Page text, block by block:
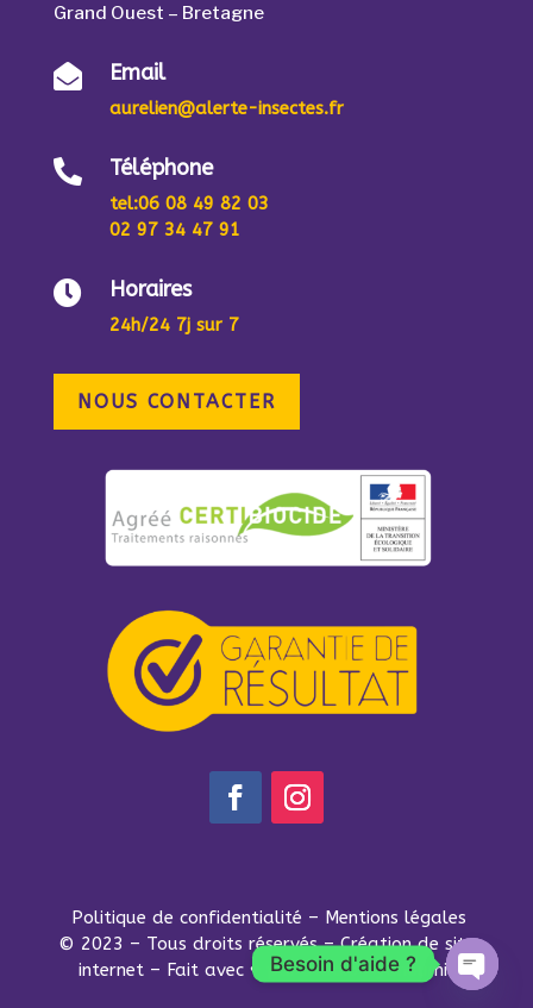
Grand Ouest – Bretagne
 Email
aurelien@alerte-insectes.fr
 Téléphone
tel:06 08 49 82 03
02 97 34 47 91
 Horaires
24h/24 7j sur 7
NOUS CONTACTER
Politique de confidentialité – Mentions légales
© 2023 – Tous droits réservés –Création de site
internet – Fait avec ♥ par Studio Ayanoumi
Besoin d'aide ?